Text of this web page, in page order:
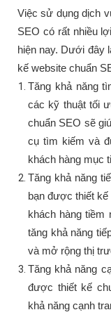
Việc sử dụng dịch
SEO có rất nhiều
hiện nay. Dưới đây
kế website chuẩn
Tăng khả năng
các kỹ thuật tối
chuẩn SEO sẽ
cụ tìm kiếm và
khách hàng mục
Tăng khả năng
bạn được thiết
khách hàng tiềm
tăng khả năng
và mở rộng thị
Tăng khả năng
được thiết kế
khả năng cạnh